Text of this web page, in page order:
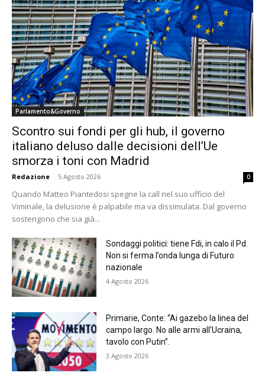
Parlamento&Governo
Scontro sui fondi per gli hub, il governo
italiano deluso dalle decisioni dell’Ue
smorza i toni con Madrid
Redazione - 5 Agosto 2026 0
Quando Matteo Piantedosi spegne la call nel suo ufficio del
Viminale, la delusione è palpabile ma va dissimulata. Dal governo
sostengono che sia già...
Sondaggi politici: tiene Fdi, in calo il Pd.
Non si ferma l’onda lunga di Futuro
nazionale
4 Agosto 2026
Primarie, Conte: “Ai gazebo la linea del
campo largo. No alle armi all’Ucraina,
tavolo con Putin”.
3 Agosto 2026